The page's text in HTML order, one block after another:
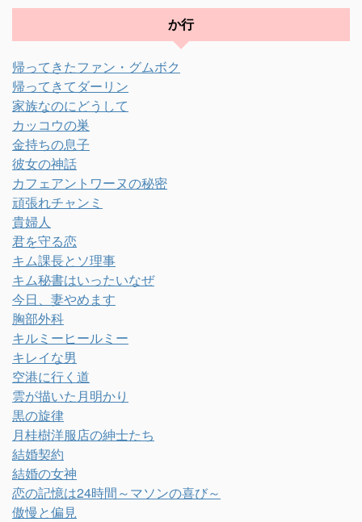
か行
帰ってきたファン・グムボク
帰ってきてダーリン
家族なのにどうして
カッコウの巣
金持ちの息子
彼女の神話
カフェアントワーヌの秘密
頑張れチャンミ
貴婦人
君を守る恋
キム課長とソ理事
キム秘書はいったいなぜ
今日、妻やめます
胸部外科
キルミーヒールミー
キレイな男
空港に行く道
雲が描いた月明かり
黒の旋律
月桂樹洋服店の紳士たち
結婚契約
結婚の女神
恋の記憶は24時間～マソンの喜び～
傲慢と偏見